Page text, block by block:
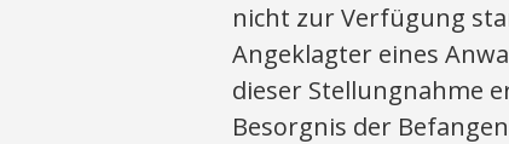
nicht zur Verfügung
Angeklagter eines
dieser Stellungnahme
Besorgnis der